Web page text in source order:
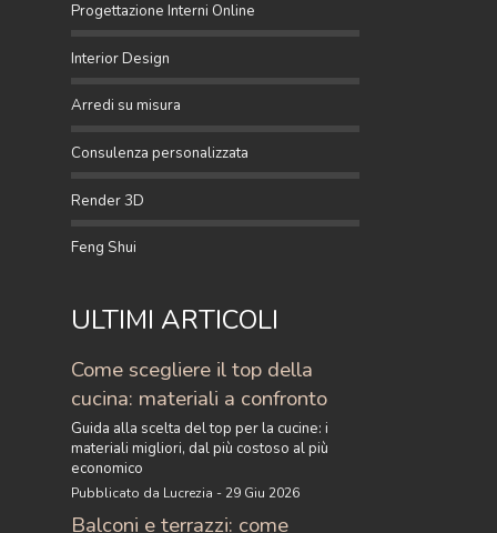
Progettazione Interni Online
Interior Design
Arredi su misura
Consulenza personalizzata
Render 3D
Feng Shui
ULTIMI ARTICOLI
Come scegliere il top della
cucina: materiali a confronto
Guida alla scelta del top per la cucine: i
materiali migliori, dal più costoso al più
economico
Pubblicato da Lucrezia - 29 Giu 2026
Balconi e terrazzi: come